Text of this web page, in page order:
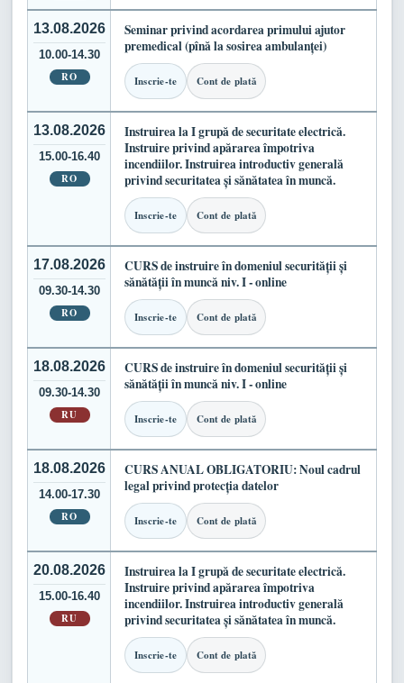
13.08.2026
10.00-14.30
RO
Seminar privind acordarea primului ajutor
premedical (pînă la sosirea ambulanței)
Inscrie-te Cont de plată
13.08.2026
15.00-16.40
RO
Instruirea la I grupă de securitate electrică.
Instruire privind apărarea împotriva
incendiilor. Instruirea introductiv generală
privind securitatea și sănătatea în muncă.
Inscrie-te Cont de plată
17.08.2026
09.30-14.30
RO
CURS de instruire în domeniul securității și
sănătății în muncă niv. I - online
Inscrie-te Cont de plată
18.08.2026
09.30-14.30
RU
CURS de instruire în domeniul securității și
sănătății în muncă niv. I - online
Inscrie-te Cont de plată
18.08.2026
14.00-17.30
RO
CURS ANUAL OBLIGATORIU: Noul cadrul
legal privind protecția datelor
Inscrie-te Cont de plată
20.08.2026
15.00-16.40
RU
Instruirea la I grupă de securitate electrică.
Instruire privind apărarea împotriva
incendiilor. Instruirea introductiv generală
privind securitatea și sănătatea în muncă.
Inscrie-te Cont de plată